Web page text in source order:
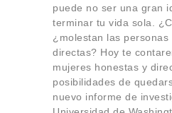
puede no ser una gran
terminar tu vida sola.
¿molestan las personas
directas? Hoy te
mujeres honestas y
posibilidades de
nuevo informe de